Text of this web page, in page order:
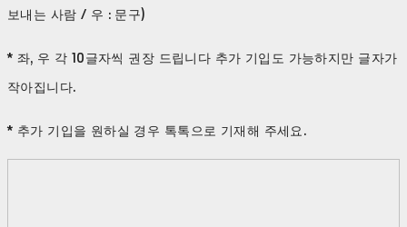
보내는 사람 / 우 : 문구)
* 좌, 우 각 10글자씩 권장 드립니다 추가 기입도 가능하지만 글자가
작아집니다.
* 추가 기입을 원하실 경우 톡톡으로 기재해 주세요.